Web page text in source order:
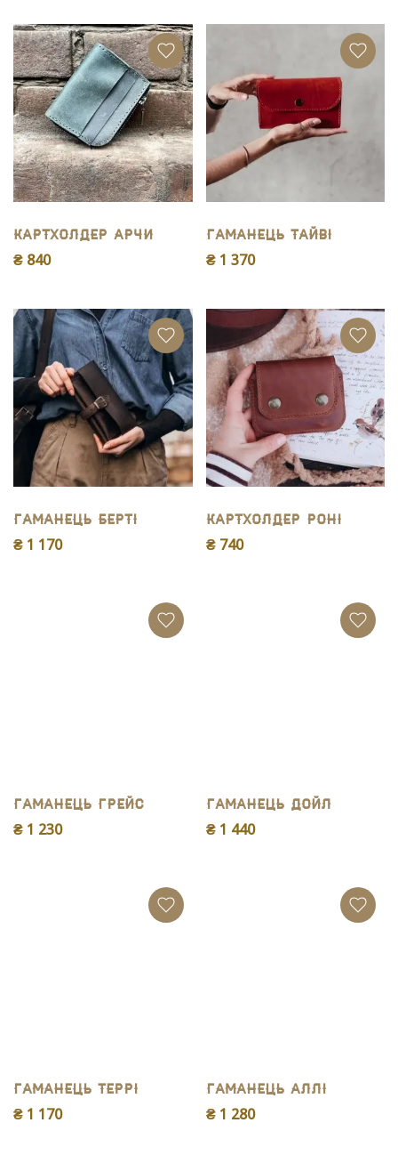
Картхолдер Арчи
₴ 840
Гаманець Тайві
₴ 1 370
Гаманець Берті
₴ 1 170
Картхолдер Роні
₴ 740
Гаманець Грейс
₴ 1 230
Гаманець Дойл
₴ 1 440
Гаманець Террі
₴ 1 170
Гаманець Аллі
₴ 1 280